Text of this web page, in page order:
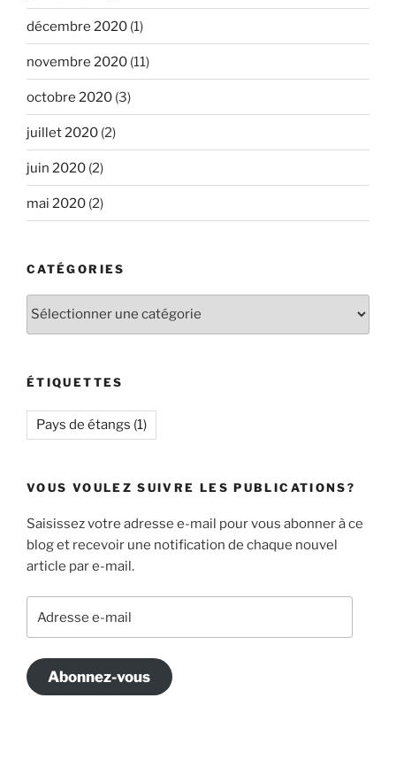
décembre 2020 (1)
novembre 2020 (11)
octobre 2020 (3)
juillet 2020 (2)
juin 2020 (2)
mai 2020 (2)
CATÉGORIES
ÉTIQUETTES
Pays de étangs (1)
VOUS VOULEZ SUIVRE LES PUBLICATIONS?
Saisissez votre adresse e-mail pour vous abonner à ce
blog et recevoir une notification de chaque nouvel
article par e-mail.
e-
Abonnez-vous